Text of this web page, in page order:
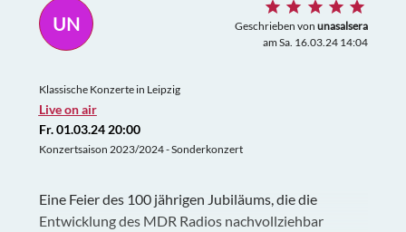
UN Geschrieben von unasalsera
am Sa. 16.03.24 14:04
Klassische Konzerte in Leipzig
Live on air
Fr. 01.03.24 20:00
Konzertsaison 2023/2024 - Sonderkonzert
Eine Feier des 100 jährigen Jubiläums, die die
Entwicklung des MDR Radios nachvollziehbar